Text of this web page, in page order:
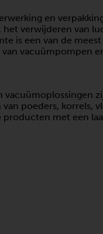
en
verwijderen van
is een van de
van vacuümpompen
vacuümoplossingen
poeders, korrels,
producten met een